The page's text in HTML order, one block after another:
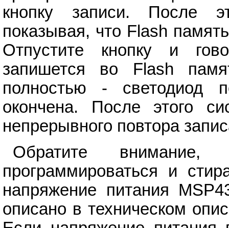
кнопку записи. После
показывая, что Flash
Отпустите кнопку и
запишется во Flash
полностью - светодиод
окончена. После этого
непрерывного повтора
Обратите
программироваться и
напряжение питания
описано в техническом